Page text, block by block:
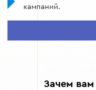
кампаний.
Разработка
Оптимизация
Зачем вам